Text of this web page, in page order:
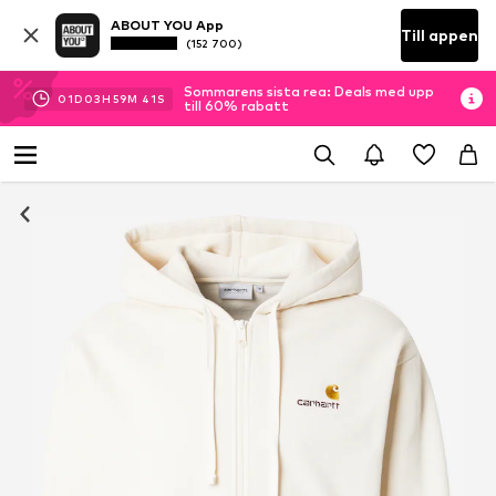
ABOUT YOU App
(152 700) Till appen
01D 03H 59M 41 S
Sommarens sista rea: Deals med upp
till 60% rabatt